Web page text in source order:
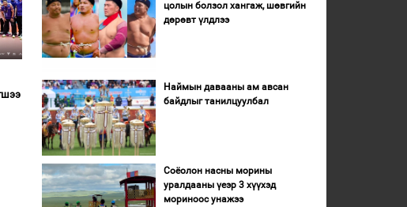
цолын болзол хангаж, шөвгийн
дөрөвт үлдлээ
Наймын давааны ам авсан
байдлыг танилцуулбал
Соёолон насны морины
уралдааны үеэр 3 хүүхэд
мориноос унажээ